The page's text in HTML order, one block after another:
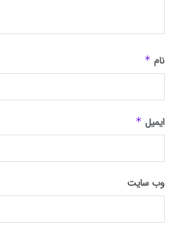
نام *
ایمیل *
وب‌ سایت